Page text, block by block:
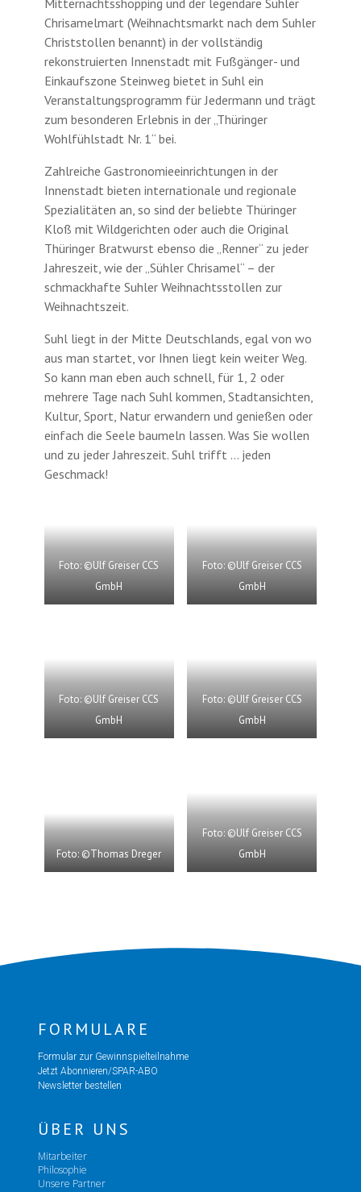
Mitternachtsshopping und der legendäre Sühler
Chrisamelmart (Weihnachtsmarkt nach dem Suhler
Christstollen benannt) in der vollständig
rekonstruierten Innenstadt mit Fußgänger- und
Einkaufszone Steinweg bietet in Suhl ein
Veranstaltungsprogramm für Jedermann und trägt
zum besonderen Erlebnis in der „Thüringer
Wohlfühlstadt Nr. 1“ bei.
Zahlreiche Gastronomieeinrichtungen in der
Innenstadt bieten internationale und regionale
Spezialitäten an, so sind der beliebte Thüringer
Kloß mit Wildgerichten oder auch die Original
Thüringer Bratwurst ebenso die „Renner“ zu jeder
Jahreszeit, wie der „Sühler Chrisamel“ – der
schmackhafte Suhler Weihnachtsstollen zur
Weihnachtszeit.
Suhl liegt in der Mitte Deutschlands, egal von wo
aus man startet, vor Ihnen liegt kein weiter Weg.
So kann man eben auch schnell, für 1, 2 oder
mehrere Tage nach Suhl kommen, Stadtansichten,
Kultur, Sport, Natur erwandern und genießen oder
einfach die Seele baumeln lassen. Was Sie wollen
und zu jeder Jahreszeit. Suhl trifft … jeden
Geschmack!
Foto: ©Ulf Greiser CCS
GmbH
Foto: ©Ulf Greiser CCS
GmbH
Foto: ©Ulf Greiser CCS
GmbH
Foto: ©Ulf Greiser CCS
GmbH
Foto: ©Thomas Dreger
Foto: ©Ulf Greiser CCS
GmbH
FORMULARE
Formular zur Gewinnspielteilnahme
Jetzt Abonnieren/SPAR-ABO
Newsletter bestellen
ÜBER UNS
Mitarbeiter
Philosophie
Unsere Partner